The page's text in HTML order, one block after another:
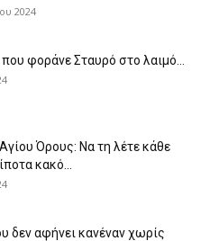
2024
που φοράνε Σταυρό στο λαιμό…
Όρους: Να τη λέτε κάθε
κακό...
δεν αφήνει κανέναν χωρίς